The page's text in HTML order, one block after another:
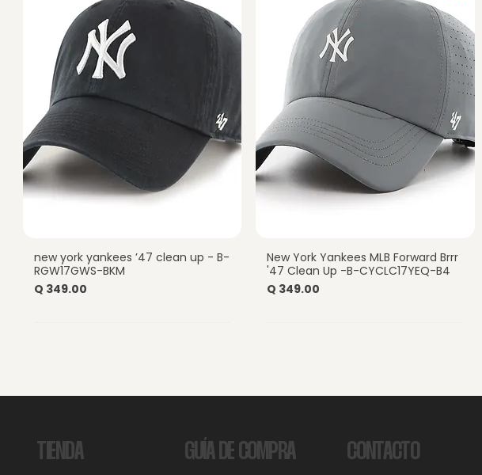
Vista rápida
new york yankees ’47 clean up - B-
RGW17GWS-BKM
Precio
Q 349.00
Vista rápida
New York Yankees MLB Forward Brrr
'47 Clean Up -B-CYCLC17YEQ-B4
Precio
Q 349.00
TIENDA GUÍA DE COMPRA CONTACTO